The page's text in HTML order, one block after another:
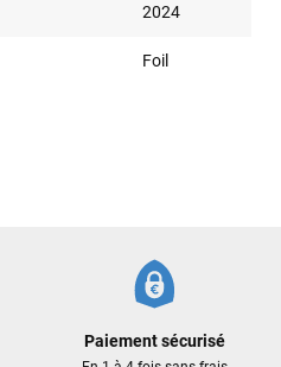
2024
Foil
Paiement sécurisé
site internet. À peine la
m’a appelé pour confirmer
équipements, me conseiller
même offert du matériel en
top : la commande est partie